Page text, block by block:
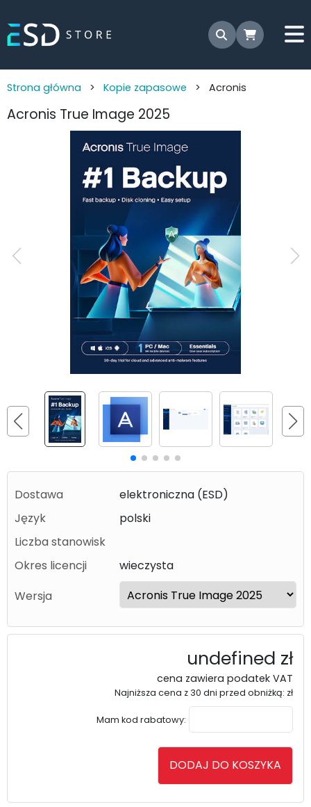
Strona główna > Kopie zapasowe > Acronis
Acronis True Image 2025
Dostawa
elektroniczna (ESD)
Język
polski
Liczba stanowisk
Okres licencji
wieczysta
Wersja
undefined zł
cena zawiera podatek VAT
Najniższa cena z 30 dni przed obniżką: zł
Mam kod rabatowy: